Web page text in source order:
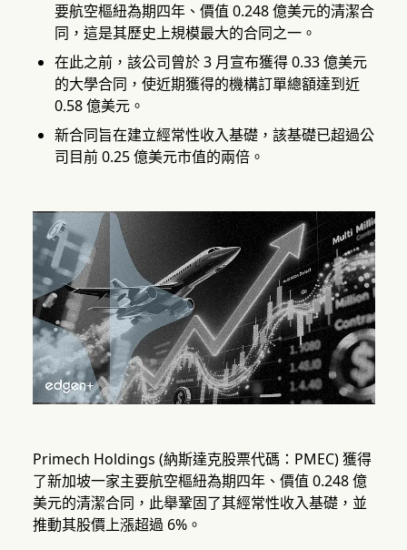
要航空樞紐為期四年、價值 0.248 億美元的清潔合
同，這是其歷史上規模最大的合同之一。
在此之前，該公司曾於 3 月宣布獲得 0.33 億美元
的大學合同，使近期獲得的機構訂單總額達到近
0.58 億美元。
新合同旨在建立經常性收入基礎，該基礎已超過公
司目前 0.25 億美元市值的兩倍。
Primech Holdings (納斯達克股票代碼：PMEC) 獲得
了新加坡一家主要航空樞紐為期四年、價值 0.248 億
美元的清潔合同，此舉鞏固了其經常性收入基礎，並
推動其股價上漲超過 6%。